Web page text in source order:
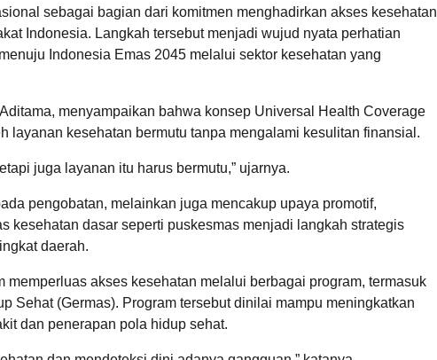
sebagai bagian dari komitmen menghadirkan akses kesehatan
Indonesia. Langkah tersebut menjadi wujud nyata perhatian
Indonesia Emas 2045 melalui sektor kesehatan yang
menyampaikan bahwa konsep Universal Health Coverage
layanan kesehatan bermutu tanpa mengalami kesulitan finansial.
juga layanan itu harus bermutu,” ujarnya.
pengobatan, melainkan juga mencakup upaya promotif,
kesehatan dasar seperti puskesmas menjadi langkah strategis
daerah.
akses kesehatan melalui berbagai program, termasuk
Sehat (Germas). Program tersebut dinilai mampu meningkatkan
dan penerapan pola hidup sehat.